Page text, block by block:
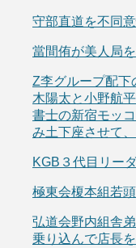
守部直道を不同
當間侑が美人局
Z李グループ配下
木陽太と小野航
書士の新宿モッ
み土下座させて
KGB３代目リー
極東会榎本組若
弘道会野内組舎
乗り込んで店長